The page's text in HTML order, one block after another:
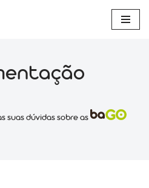
suas dúvidas sobre as